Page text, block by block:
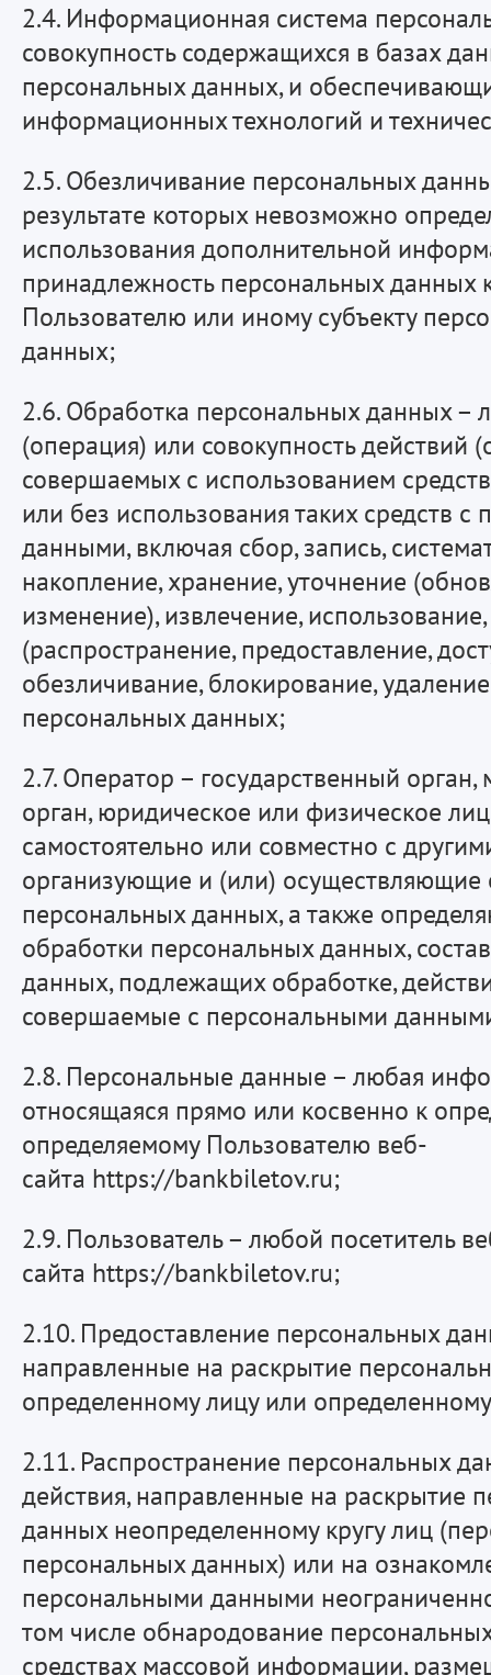
2.4. Информационная система
совокупность содержащихся в базах
персональных данных, и
информационных технологий и
2.5. Обезличивание персональных
результате которых невозможно
использования дополнительной
принадлежность персональных данных
Пользователю или иному субъекту
данных;
2.6. Обработка персональных данных –
(операция) или совокупность действий
совершаемых с использованием
или без использования таких средств с
данными, включая сбор, запись,
накопление, хранение, уточнение
изменение), извлечение,
(распространение, предоставление,
обезличивание, блокирование,
персональных данных;
2.7. Оператор – государственный
орган, юридическое или физическое
самостоятельно или совместно с
организующие и (или) осуществляющие
персональных данных, а также
обработки персональных данных,
данных, подлежащих обработке,
совершаемые с персональными
2.8. Персональные данные – любая
относящаяся прямо или косвенно к
определяемому Пользователю веб-
сайта https://bankbiletov.ru;
2.9. Пользователь – любой посетитель
сайта https://bankbiletov.ru;
2.10. Предоставление персональных
направленные на раскрытие
определенному лицу или
2.11. Распространение персональных
действия, направленные на раскрытие
данных неопределенному кругу лиц
персональных данных) или на
персональными данными
том числе обнародование
средствах массовой информации,